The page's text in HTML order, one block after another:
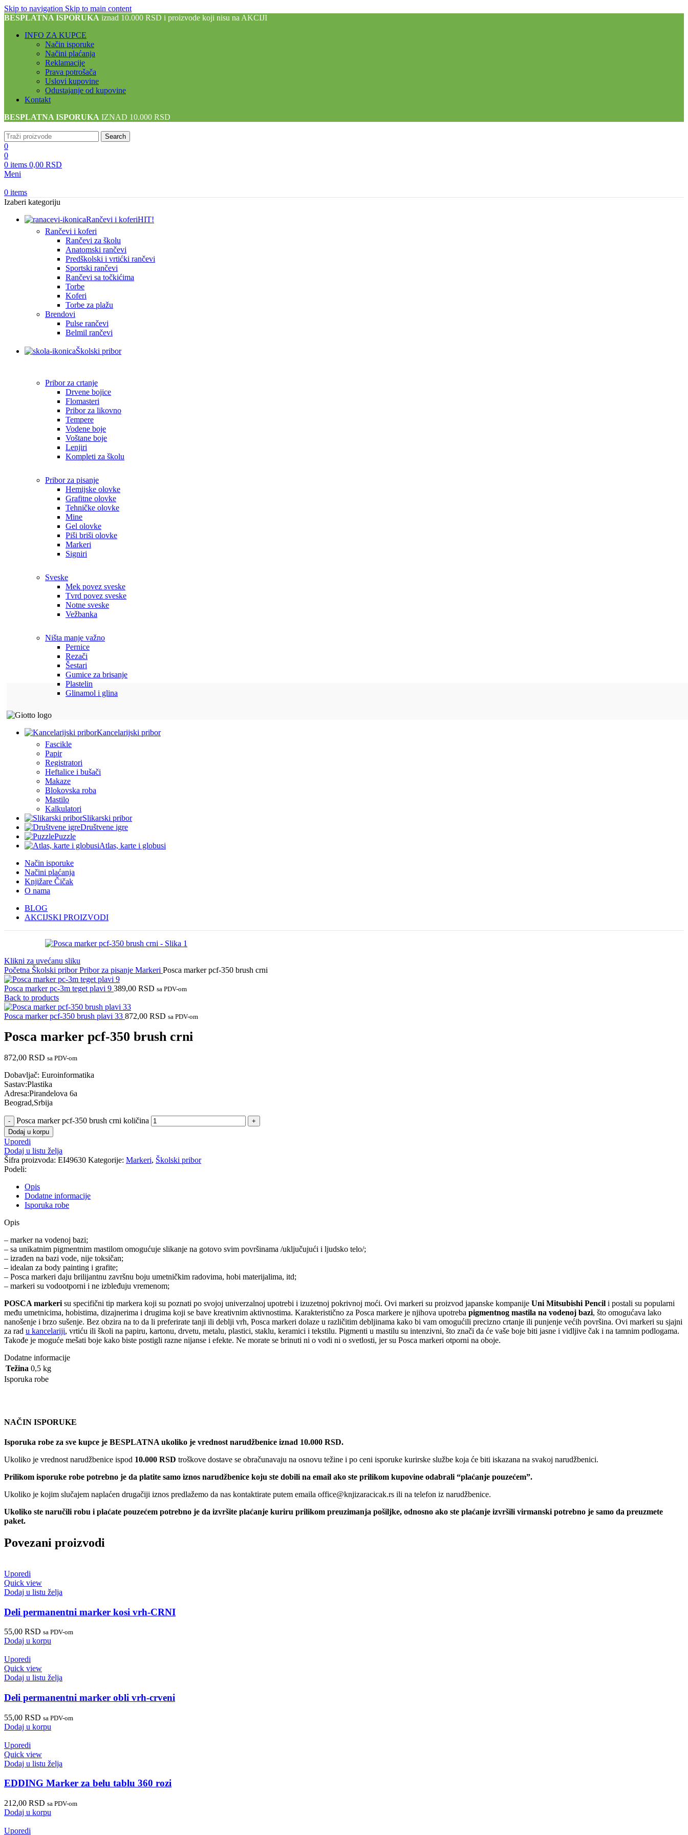
Skip to navigation Skip to main content
BESPLATNA ISPORUKA iznad 10.000 RSD i proizvode koji nisu na AKCIJI
INFO ZA KUPCE
Način isporuke
Načini plaćanja
Reklamacije
Prava potrošača
Uslovi kupovine
Odustajanje od kupovine
Kontakt
BESPLATNA ISPORUKA IZNAD 10.000 RSD
Search
0
0
0 items 0,00 RSD
Meni
0 items
Izaberi kategoriju
Rančevi i koferiHIT!
Rančevi i koferi
Rančevi za školu
Anatomski rančevi
Predškolski i vrtićki rančevi
Sportski rančevi
Rančevi sa točkićima
Torbe
Koferi
Torbe za plažu
Brendovi
Pulse rančevi
Belmil rančevi
Školski pribor
Pribor za crtanje
Drvene bojice
Flomasteri
Pribor za likovno
Tempere
Vodene boje
Voštane boje
Lenjiri
Kompleti za školu
Pribor za pisanje
Hemijske olovke
Grafitne olovke
Tehničke olovke
Mine
Gel olovke
Piši briši olovke
Markeri
Signiri
Sveske
Mek povez sveske
Tvrd povez sveske
Notne sveske
Vežbanka
Ništa manje važno
Pernice
Rezači
Šestari
Gumice za brisanje
Plastelin
Glinamol i glina
Kancelarijski pribor
Fascikle
Papir
Registratori
Heftalice i bušači
Makaze
Blokovska roba
Mastilo
Kalkulatori
Slikarski pribor
Društvene igre
Puzzle
Atlas, karte i globusi
Način isporuke
Načini plaćanja
Knjižare Čičak
O nama
BLOG
AKCIJSKI PROIZVODI
Klikni za uvećanu sliku
Početna Školski priborPribor za pisanje Markeri Posca marker pcf-350 brush crni
Posca marker pc-3m teget plavi 9 389,00 RSD sa PDV-om
Back to products
Posca marker pcf-350 brush plavi 33 872,00 RSD sa PDV-om
Posca marker pcf-350 brush crni
872,00 RSD sa PDV-om
Dobavljač: Euroinformatika
Sastav:Plastika
Adresa:Pirandelova 6a
Beograd,Srbija
Posca marker pcf-350 brush crni količina
Dodaj u korpu
Uporedi
Dodaj u listu želja
Šifra proizvoda: EI49630 Kategorije: Markeri, Školski pribor
Podeli:
Opis
Dodatne informacije
Isporuka robe
Opis
– marker na vodenoj bazi;
– sa unikatnim pigmentnim mastilom omogućuje slikanje na gotovo svim površinama /uključujući i ljudsko telo/;
– izrađen na bazi vode, nije toksičan;
– idealan za body painting i grafite;
– Posca markeri daju brilijantnu završnu boju umetničkim radovima, hobi materijalima, itd;
– markeri su vodootporni i ne izbleđuju vremenom;
POSCA markeri su specifični tip markera koji su poznati po svojoj univerzalnoj upotrebi i izuzetnoj pokrivnoj moći. Ovi markeri su proizvod japanske kompanije Uni Mitsubishi Pencil i postali su popularni
među umetnicima, hobistima, dizajnerima i drugima koji se bave kreativnim aktivnostima. Karakteristično za Posca markere je njihova upotreba pigmentnog mastila na vodenoj bazi, što omogućava lako
nanošenje i brzo sušenje. Bez obzira na to da li preferirate tanji ili deblji vrh, Posca markeri dolaze u različitim debljinama kako bi vam omogućili precizno crtanje ili punjenje većih površina. Ovi markeri su sjajni
za rad u kancelariji, vrtiću ili školi na papiru, kartonu, drvetu, metalu, plastici, staklu, keramici i tekstilu. Pigmenti u mastilu su intenzivni, što znači da će vaše boje biti jasne i vidljive čak i na tamnim podlogama.
Takođe je moguće mešati boje kako biste postigli razne nijanse i efekte. Ne morate se brinuti ni o vodi ni o svetlosti, jer su Posca markeri otporni na oboje.
Dodatne informacije
Težina 0,5 kg
Isporuka robe
NAČIN ISPORUKE
Isporuka robe za sve kupce je BESPLATNA ukoliko je vrednost narudžbenice iznad 10.000 RSD.
Ukoliko je vrednost narudžbenice ispod 10.000 RSD troškove dostave se obračunavaju na osnovu težine i po ceni isporuke kurirske službe koja će biti iskazana na svakoj narudžbenici.
Prilikom isporuke robe potrebno je da platite samo iznos narudžbenice koju ste dobili na email ako ste prilikom kupovine odabrali “plaćanje pouzećem”.
Ukoliko je kojim slučajem naplaćen drugačiji iznos predlažemo da nas kontaktirate putem emaila office@knjizaracicak.rs ili na telefon iz narudžbenice.
Ukoliko ste naručili robu i plaćate pouzećem potrebno je da izvršite plaćanje kuriru prilikom preuzimanja pošiljke, odnosno ako ste plaćanje izvršili virmanski potrebno je samo da preuzmete
paket.
Povezani proizvodi
Uporedi
Quick view
Dodaj u listu želja
Deli permanentni marker kosi vrh-CRNI
55,00 RSD sa PDV-om
Dodaj u korpu
Uporedi
Quick view
Dodaj u listu želja
Deli permanentni marker obli vrh-crveni
55,00 RSD sa PDV-om
Dodaj u korpu
Uporedi
Quick view
Dodaj u listu želja
EDDING Marker za belu tablu 360 rozi
212,00 RSD sa PDV-om
Dodaj u korpu
Uporedi